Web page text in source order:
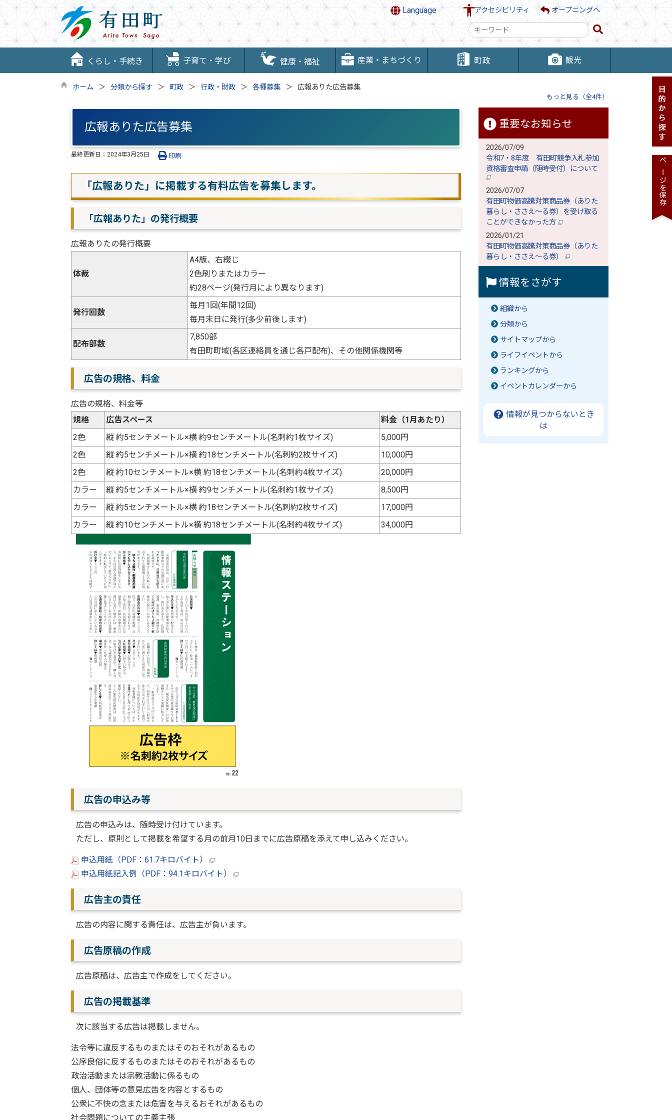
Language アクセシビリティ オープニングへ
検
索
キ
ー
くらし・手続き 子育て・学び 健康・福祉 産業・まちづくり 町政 観光
ホーム 分類から探す 町政 行政・財政 各種募集 広報ありた広告募集
もっと見る（全4件）
広報ありた広告募集
最終更新日： 2024年3月25日 印刷
「広報ありた」に掲載する有料広告を募集します。
「広報ありた」の発行概要
広報ありたの発行概要
体裁
A4版、右綴じ
2色刷りまたはカラー
約28ページ(発行月により異なります)
発行回数
毎月1回(年間12回)
毎月末日に発行(多少前後します)
配布部数
7,850部
有田町町域(各区連絡員を通じ各戸配布)、その他関係機関等
広告の規格、料金
広告の規格、料金等
規格
広告スペース
料金（1月あたり）
2色
縦 約5センチメートル×横 約9センチメートル(名刺約1枚サイズ)
5,000円
2色
縦 約5センチメートル×横 約18センチメートル(名刺約2枚サイズ)
10,000円
2色
縦 約10センチメートル×横 約18センチメートル(名刺約4枚サイズ)
20,000円
カラー
縦 約5センチメートル×横 約9センチメートル(名刺約1枚サイズ)
8,500円
カラー
縦 約5センチメートル×横 約18センチメートル(名刺約2枚サイズ)
17,000円
カラー
縦 約10センチメートル×横 約18センチメートル(名刺約4枚サイズ) 34,000円
広告の申込み等
広告の申込みは、随時受け付けています。
ただし、原則として掲載を希望する月の前月10日までに広告原稿を添えて申し込みください。
申込用紙（PDF：61.7キロバイト）
申込用紙記入例（PDF：94.1キロバイト）
広告主の責任
広告の内容に関する責任は、広告主が負います。
広告原稿の作成
広告原稿は、広告主で作成をしてください。
広告の掲載基準
次に該当する広告は掲載しません。
法令等に違反するものまたはそのおそれがあるもの
公序良俗に反するものまたはそのおそれがあるもの
政治活動または宗教活動に係るもの
個人、団体等の意見広告を内容とするもの
公衆に不快の念または危害を与えるおそれがあるもの
社会問題についての主義主張
重要なお知らせ
2026/07/09
令和7・8年度 有田町競争入札参加
資格審査申請（随時受付）について
2026/07/07
有田町物価高騰対策商品券（ありた
暮らし・ささえ～る券）を受け取る
ことができなかった方
2026/01/21
有田町物価高騰対策商品券（ありた
暮らし・ささえ～る券）
情報をさがす
組織から
分類から
サイトマップから
ライフイベントから
ランキングから
イベントカレンダーから
情報が見つからないとき
は
ページを保存